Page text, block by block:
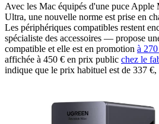
Avec les Mac équipés d'une puce
Ultra, une nouvelle norme est prise en
Les périphériques compatibles restent
spécialiste des accessoires — propose
compatible et elle est en promotion à
affichée à 450 € en prix public chez le
indique que le prix habituel est de 337